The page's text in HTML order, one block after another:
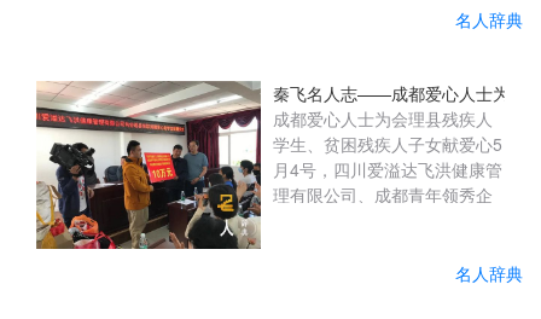
名人辞典
秦飞名人志——成都爱心人士为会
成都爱心人士为会理县残疾人
学生、贫困残疾人子女献爱心5
月4号，四川爱溢达飞洪健康管
理有限公司、成都青年领秀企
迢来到会理县残联开展爱心助
名人辞典